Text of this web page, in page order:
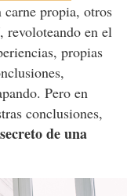
propia, otros
revoloteando en el
propias
Pero en
conclusiones,
de una